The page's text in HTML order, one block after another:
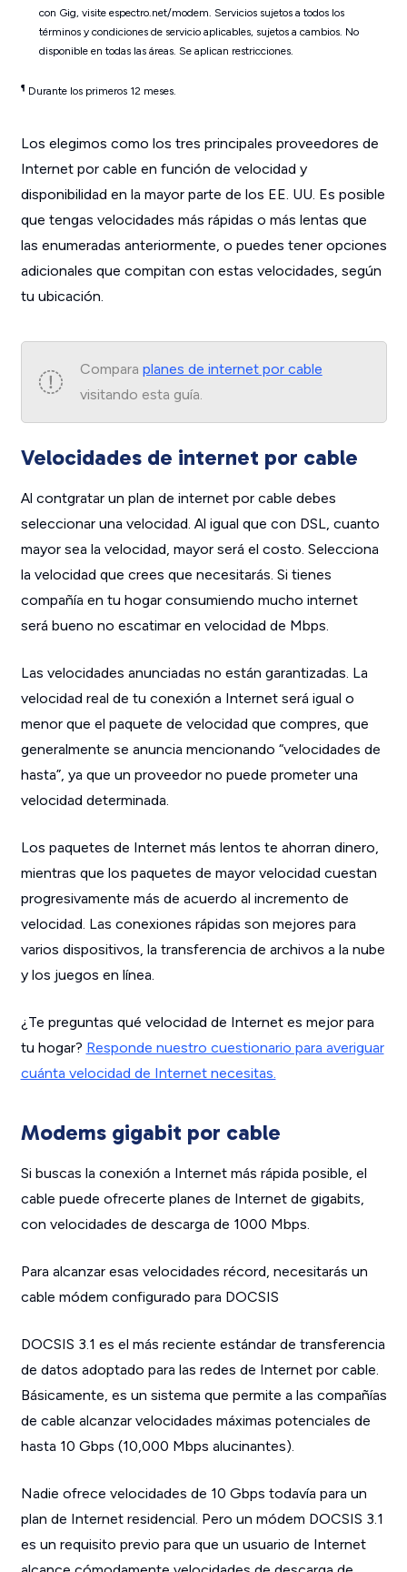
con Gig, visite espectro.net/modem. Servicios sujetos a todos los
términos y condiciones de servicio aplicables, sujetos a cambios. No
disponible en todas las áreas. Se aplican restricciones.
¶ Durante los primeros 12 meses.
Los elegimos como los tres principales proveedores de
Internet por cable en función de velocidad y
disponibilidad en la mayor parte de los EE. UU. Es posible
que tengas velocidades más rápidas o más lentas que
las enumeradas anteriormente, o puedes tener opciones
adicionales que compitan con estas velocidades, según
tu ubicación.
Compara planes de internet por cable
visitando esta guía.
Velocidades de internet por cable
Al contgratar un plan de internet por cable debes
seleccionar una velocidad. Al igual que con DSL, cuanto
mayor sea la velocidad, mayor será el costo. Selecciona
la velocidad que crees que necesitarás. Si tienes
compañía en tu hogar consumiendo mucho internet
será bueno no escatimar en velocidad de Mbps.
Las velocidades anunciadas no están garantizadas. La
velocidad real de tu conexión a Internet será igual o
menor que el paquete de velocidad que compres, que
generalmente se anuncia mencionando “velocidades de
hasta”, ya que un proveedor no puede prometer una
velocidad determinada.
Los paquetes de Internet más lentos te ahorran dinero,
mientras que los paquetes de mayor velocidad cuestan
progresivamente más de acuerdo al incremento de
velocidad. Las conexiones rápidas son mejores para
varios dispositivos, la transferencia de archivos a la nube
y los juegos en línea.
¿Te preguntas qué velocidad de Internet es mejor para
tu hogar? Responde nuestro cuestionario para averiguar
cuánta velocidad de Internet necesitas.
Modems gigabit por cable
Si buscas la conexión a Internet más rápida posible, el
cable puede ofrecerte planes de Internet de gigabits,
con velocidades de descarga de 1000 Mbps.
Para alcanzar esas velocidades récord, necesitarás un
cable módem configurado para DOCSIS
DOCSIS 3.1 es el más reciente estándar de transferencia
de datos adoptado para las redes de Internet por cable.
Básicamente, es un sistema que permite a las compañías
de cable alcanzar velocidades máximas potenciales de
hasta 10 Gbps (10,000 Mbps alucinantes).
Nadie ofrece velocidades de 10 Gbps todavía para un
plan de Internet residencial. Pero un módem DOCSIS 3.1
es un requisito previo para que un usuario de Internet